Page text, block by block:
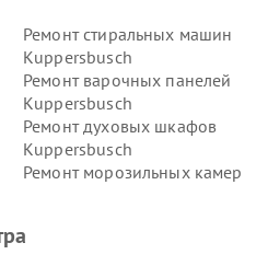
Ремонт стиральных машин
Kuppersbusch
Ремонт варочных панелей
Kuppersbusch
Ремонт духовых шкафов
Kuppersbusch
Ремонт морозильных камер
вакуумных упаковщиков